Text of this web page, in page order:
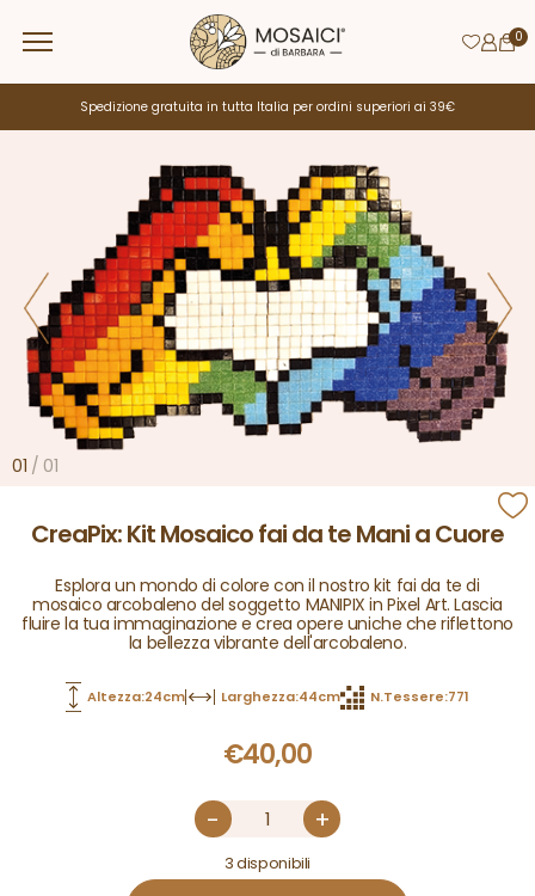
Spedizione gratuita in tutta Italia per ordini superiori ai 39€
CreaPix: Kit Mosaico fai da te Mani a Cuore
Esplora un mondo di colore con il nostro kit fai da te di
mosaico arcobaleno del soggetto MANIPIX in Pixel Art. Lascia
fluire la tua immaginazione e crea opere uniche che riflettono
la bellezza vibrante dell'arcobaleno.
Altezza:24cm Larghezza:44cm N.Tessere:771
€40,00
3 disponibili
- +
01 / 01
0